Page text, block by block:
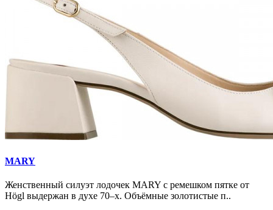
MARY
Женственный силуэт лодочек MARY с ремешком пятке от
Högl выдержан в духе 70–х. Объёмные золотистые п..